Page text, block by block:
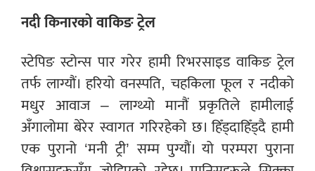
नदी किनारको वाकिङ ट्रेल
स्टेपिङ स्टोन्स पार गरेर हामी रिभरसाइड वाकिङ ट्रेल
तर्फ लाग्यौं। हरियो वनस्पति, चहकिला फूल र नदीको
मधुर आवाज – लाग्थ्यो मानौं प्रकृतिले हामीलाई
अँगालोमा बेरेर स्वागत गरिरहेको छ। हिँड्दाहिँड्दै हामी
एक पुरानो ‘मनी ट्री’ सम्म पुग्यौं। यो परम्परा पुराना